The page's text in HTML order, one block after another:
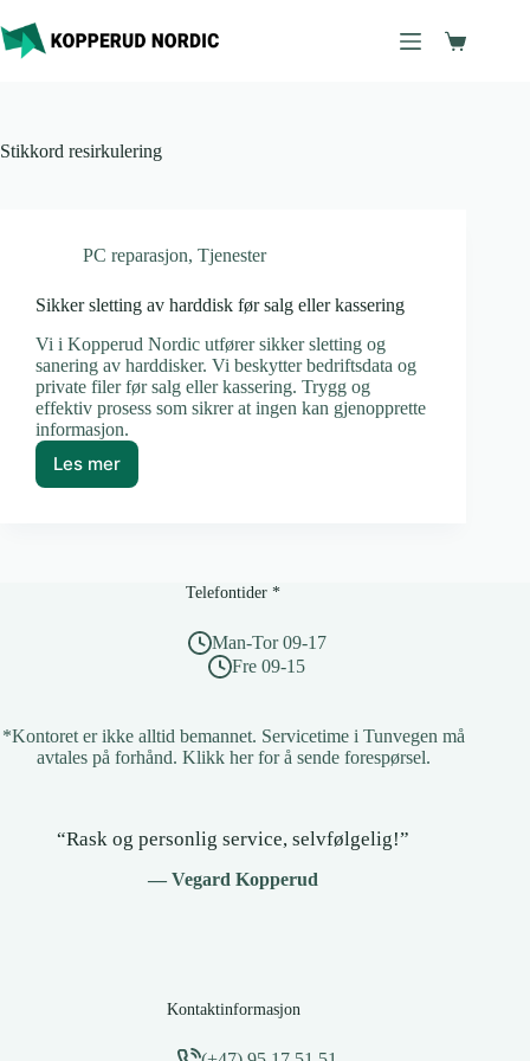
til
innholdet
Stikkord resirkulering
PC reparasjon, Tjenester
Sikker sletting av harddisk før salg eller kassering
Vi i Kopperud Nordic utfører sikker sletting og
sanering av harddisker. Vi beskytter bedriftsdata og
private filer før salg eller kassering. Trygg og
effektiv prosess som sikrer at ingen kan gjenopprette
informasjon.
Les mer
Sikker
Telefontider *
Man-Tor 09-17
Fre 09-15
*Kontoret er ikke alltid bemannet. Servicetime i Tunvegen må
avtales på forhånd. Klikk her for å sende forespørsel.
“Rask og personlig service, selvfølgelig!”
— Vegard Kopperud
Kontaktinformasjon